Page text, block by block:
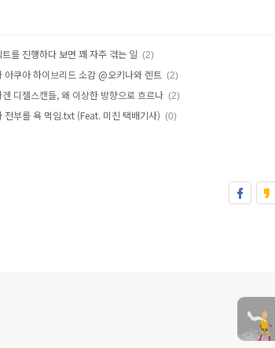
트를 진행하다 보면 꽤 자주 겪는 일 (2)
아쿠아 하이브리드 소감 @오키나와 렌트 (2)
디젤스캔들, 왜 이상한 방향으로 흐르나 (2)
전부를 욕 먹임.txt (Feat. 미친 택배기사) (0)